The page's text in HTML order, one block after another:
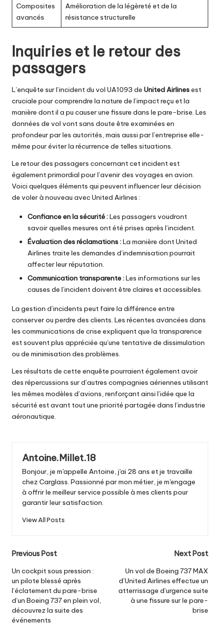
Composites
avancés
Amélioration de la légèreté et de la
résistance structurelle
Inquiries et le retour des
passagers
L’enquête sur l’incident du vol UA1093 de United Airlinesest
cruciale pour comprendre la nature de l’impact reçu et la
manière dont il a pu causer une fissure dans le pare-brise. Les
données de vol vont sans doute être examinées en
profondeur par les autorités, mais aussi par l’entreprise elle-
même pour éviter la récurrence de telles situations.
Le retour des passagers concernant cet incident est
également primordial pour l’avenir des voyages en avion.
Voici quelques éléments qui peuvent influencer leur décision
de voler à nouveau avec United Airlines :
Confiance en la sécurité :Les passagers voudront
savoir quelles mesures ont été prises après l’incident.
Évaluation des réclamations :La manière dont United
Airlines traite les demandes d’indemnisation pourrait
affecter leur réputation.
Communication transparente :Les informations sur les
causes de l’incident doivent être claires et accessibles.
La gestion d’incidents peut faire la différence entre
conserver ou perdre des clients. Les récentes avancées dans
les communications de crise expliquent que la transparence
est souvent plus appréciée qu’une tentative de dissimulation
ou de minimisation des problèmes.
Les résultats de cette enquête pourraient également avoir
des répercussions sur d’autres compagnies aériennes utilisant
les mêmes modèles d’avions, renforçant ainsi l’idée que la
sécurité est avant tout une priorité partagée dans l’industrie
aéronautique.
Antoine.Millet.18
Bonjour, je m'appelle Antoine, j'ai 28 ans et je travaille
chez Carglass. Passionné par mon métier, je m'engage
à offrir le meilleur service possible à mes clients pour
garantir leur satisfaction.
View All Posts
Post
navigation
Previous Post
Un cockpit sous pression :
un pilote blessé après
l’éclatement du pare-brise
d’un Boeing 737 en plein vol,
découvrez la suite des
événements
Next Post
Un vol de Boeing 737 MAX
d’United Airlines effectue un
atterrissage d’urgence suite
à une fissure sur le pare-
brise